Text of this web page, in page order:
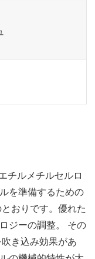
チルメチルセルロ
を準備するための
おりです。優れた
ジーの調整。 その
き込み効果があ